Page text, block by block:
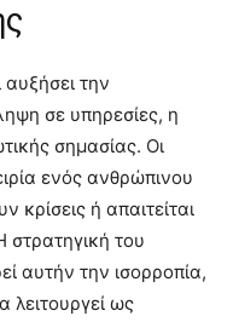
την
σε υπηρεσίες, η
σημασίας. Οι
ενός ανθρώπινου
κρίσεις ή απαιτείται
στρατηγική του
αυτήν την ισορροπία,
λειτουργεί ως